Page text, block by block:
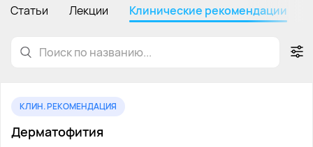
Статьи Лекции Клинические рекомендации
КЛИН. РЕКОМЕНДАЦИЯ
Дерматофития